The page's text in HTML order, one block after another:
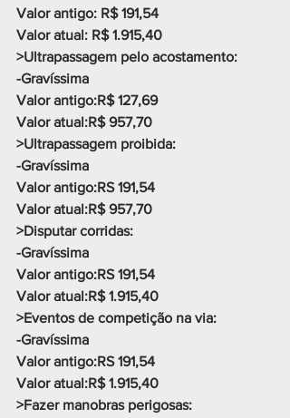
Valor antigo: R$ 191,54
Valor atual: R$ 1.915,40
>Ultrapassagem pelo acostamento:
-Gravíssima
Valor antigo:R$ 127,69
Valor atual:R$ 957,70
>Ultrapassagem proibida:
-Gravíssima
Valor antigo:RS 191,54
Valor atual:R$ 957,70
>Disputar corridas:
-Gravíssima
Valor antigo:RS 191,54
Valor atual:R$ 1.915,40
>Eventos de competição na via:
-Gravíssima
Valor antigo:RS 191,54
Valor atual:R$ 1.915,40
>Fazer manobras perigosas: